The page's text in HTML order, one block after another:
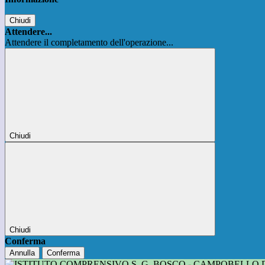
Chiudi
Attendere...
Attendere il completamento dell'operazione...
Chiudi
Chiudi
Conferma
Annulla Conferma